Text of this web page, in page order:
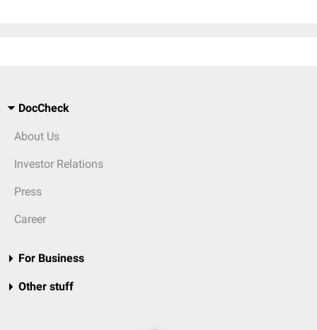
DocCheck
About Us
Investor Relations
Press
Career
For Business
Other stuff